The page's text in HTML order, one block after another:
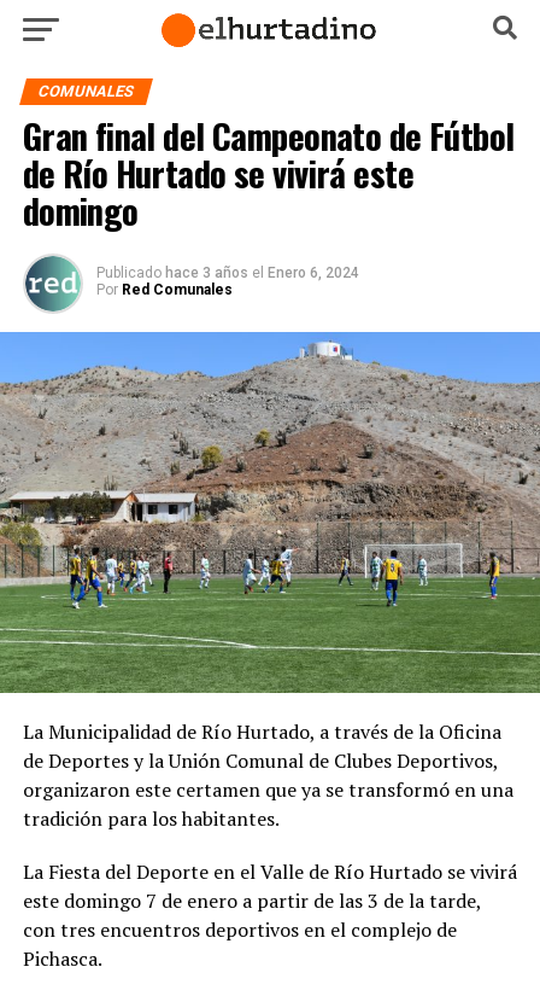
COMUNALES
Gran final del Campeonato de Fútbol
de Río Hurtado se vivirá este
domingo
Publicado hace 3 años el Enero 6, 2024
Por Red Comunales
La Municipalidad de Río Hurtado, a través de la Oficina
de Deportes y la Unión Comunal de Clubes Deportivos,
organizaron este certamen que ya se transformó en una
tradición para los habitantes.
La Fiesta del Deporte en el Valle de Río Hurtado se vivirá
este domingo 7 de enero a partir de las 3 de la tarde,
con tres encuentros deportivos en el complejo de
Pichasca.